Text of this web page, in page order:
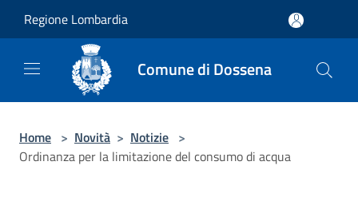
Regione Lombardia
Comune di Dossena
Home > Novità > Notizie >
Ordinanza per la limitazione del consumo di acqua